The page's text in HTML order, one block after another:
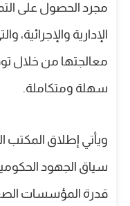
مجرد الحصول على
الإدارية والإجرائية،
معالجتها من خلال
سهلة ومتكاملة.
ويأتي إطلاق المكتب
سياق الجهود
قدرة المؤسسات